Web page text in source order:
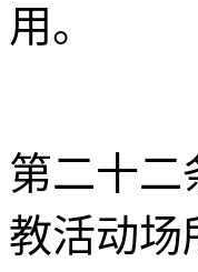
用。
第二十
教活动场